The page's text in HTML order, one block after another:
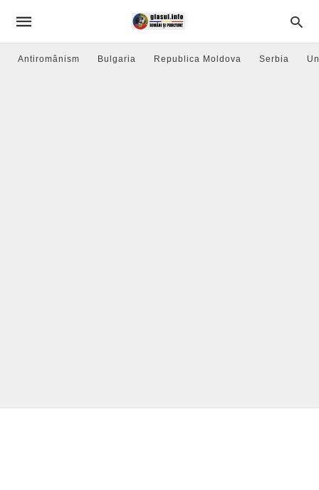
Antiromânism Bulgaria Republica Moldova Serbia